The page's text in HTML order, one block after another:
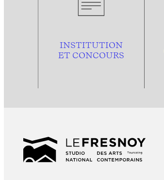
INSTITUTION
ET CONCOURS